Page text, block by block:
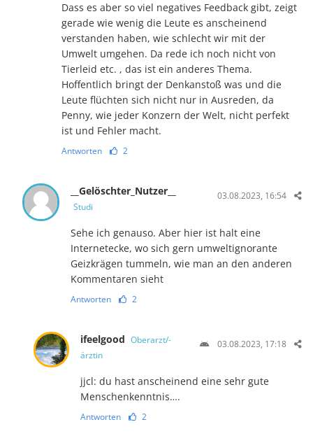
Dass es aber so viel negatives Feedback gibt, zeigt
gerade wie wenig die Leute es anscheinend
verstanden haben, wie schlecht wir mit der
Umwelt umgehen. Da rede ich noch nicht von
Tierleid etc. , das ist ein anderes Thema.
Hoffentlich bringt der Denkanstoß was und die
Leute flüchten sich nicht nur in Ausreden, da
Penny, wie jeder Konzern der Welt, nicht perfekt
ist und Fehler macht.
Antworten 2
__Gelöschter_Nutzer__
Studi
03.08.2023, 16:54
Sehe ich genauso. Aber hier ist halt eine
Internetecke, wo sich gern umweltignorante
Geizkrägen tummeln, wie man an den anderen
Kommentaren sieht
Antworten 2
ifeelgood Oberarzt/-
ärztin
03.08.2023, 17:18
jjcl: du hast anscheinend eine sehr gute
Menschenkenntnis….
Antworten 2